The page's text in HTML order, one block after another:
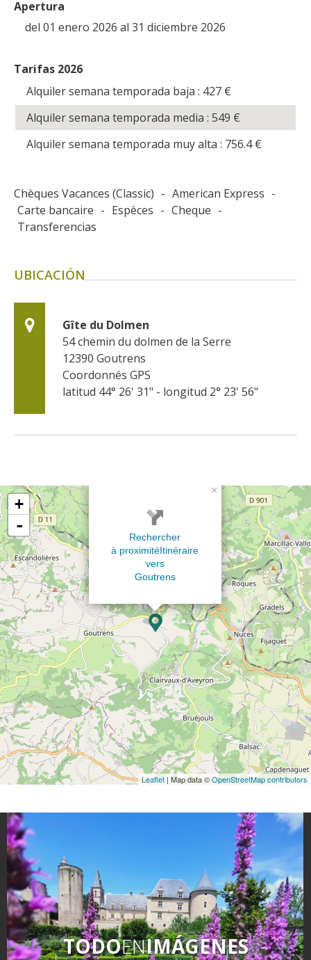
Apertura
del 01 enero 2026 al 31 diciembre 2026
Tarifas 2026
Alquiler semana temporada baja : 427 €
Alquiler semana temporada media : 549 €
Alquiler semana temporada muy alta : 756.4€
Chèques Vacances (Classic) - American Express -
Carte bancaire - Espèces - Cheque -
Transferencias
UBICACIÓN
Gîte du Dolmen
54 chemin du dolmen de la Serre
12390 Goutrens
Coordonnés GPS
latitud 44° 26' 31" - longitud 2° 23' 56"
×
Rechercher
à proximitéItinéraire
vers
Goutrens
+
-
Leaflet | Map data ©OpenStreetMap contributors
TODOENIMÁGENES